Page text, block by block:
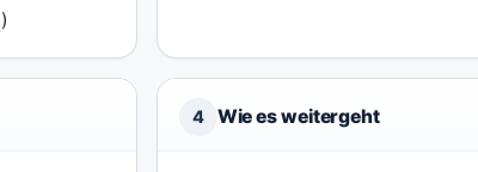
)
4 Wie es weitergeht